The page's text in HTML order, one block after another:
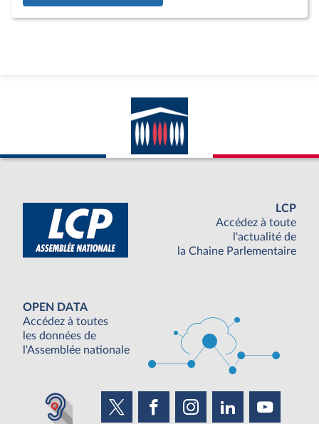
LCP
Accédez à toute
l'actualité de
la Chaine Parlementaire
OPEN DATA
Accédez à toutes
les données de
l'Assemblée nationale